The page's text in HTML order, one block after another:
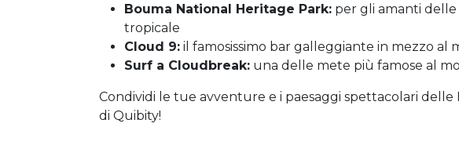
Bouma National Heritage Park: per gli amanti
tropicale
Cloud 9: il famosissimo bar galleggiante in mezzo
Surf a Cloudbreak: una delle mete più famose al
Condividi le tue avventure e i paesaggi spettacolari
di Quibity!